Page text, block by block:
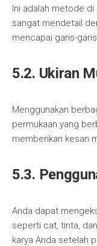
Ini adalah metode di
sangat mendetail
mencapai garis-
5.2. Ukiran
Menggunakan
permukaan yang
memberikan kesan
5.3.
Anda dapat
seperti cat, tinta,
karya Anda setelah